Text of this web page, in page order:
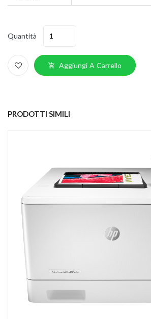
Quantità
Aggiungi A Carrello
PRODOTTI SIMILI